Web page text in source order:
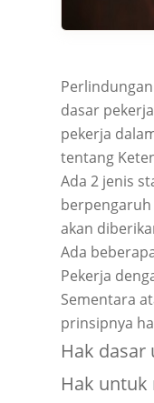
dasar
pekerja
tentang
Ada 2 jenis
akan
Ada
Pekerja
Sementara
prinsipnya
Hak
Hak untuk